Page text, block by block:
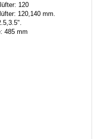
120
120,140 mm.
485 mm